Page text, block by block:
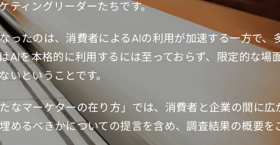
ティングリーダーたちです。
ったのは、消費者によるAIの利用が加速する一方で、
AIを本格的に利用するには至っておらず、限定的な場
いということです。
なマーケターの在り方」では、消費者と企業の間に広
めるべきかについての提言を含め、調査結果の概要を